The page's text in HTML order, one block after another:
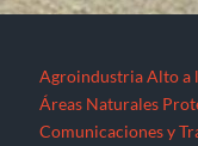
Agroindustria Alto a
Áreas Naturales
Comunicaciones y